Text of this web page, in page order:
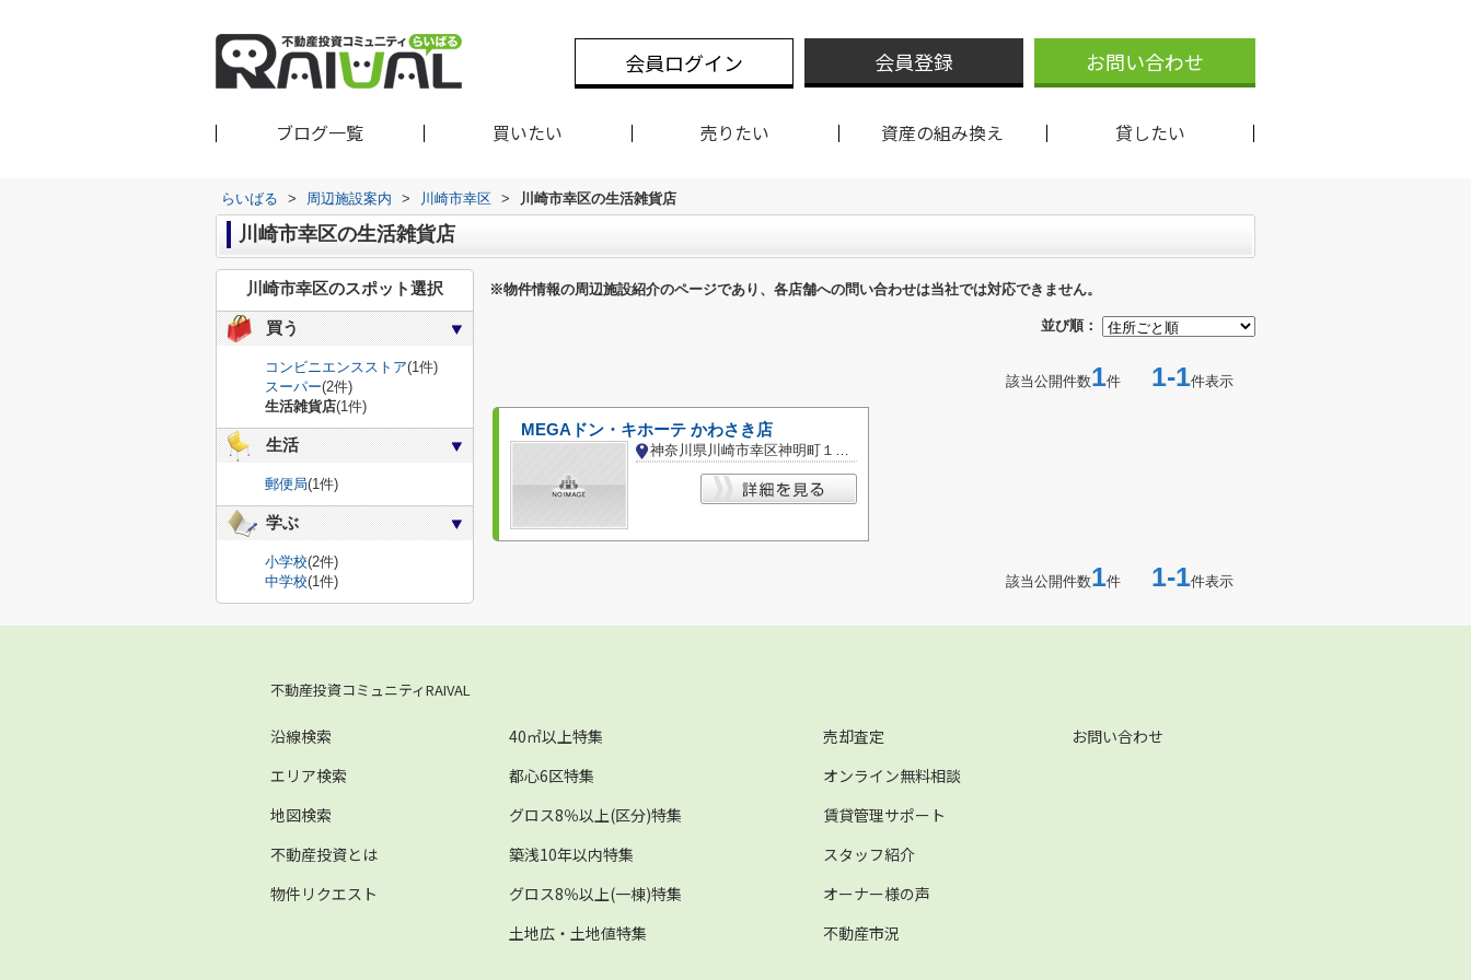
会員ログイン 会員登録 お問い合わせ
ブログ一覧 買いたい 売りたい 資産の組み換え 貸したい
らいばる > 周辺施設案内 > 川崎市幸区 > 川崎市幸区の生活雑貨店
川崎市幸区の生活雑貨店
※物件情報の周辺施設紹介のページであり、各店舗への問い合わせは当社では対応できません。
並び順：
該当公開件数1件 1-1件表示
MEGAドン・キホーテ かわさき店
神奈川県川崎市幸区神明町１丁目
該当公開件数1件 1-1件表示
川崎市幸区のスポット選択
買う
コンビニエンスストア(1件)
スーパー(2件)
生活雑貨店(1件)
生活
郵便局(1件)
学ぶ
小学校(2件)
中学校(1件)
不動産投資コミュニティRAIVAL
沿線検索
エリア検索
地図検索
不動産投資とは
物件リクエスト
40㎡以上特集
都心6区特集
グロス8％以上(区分)特集
築浅10年以内特集
グロス8％以上(一棟)特集
土地広・土地値特集
売却査定
オンライン無料相談
賃貸管理サポート
スタッフ紹介
オーナー様の声
不動産市況
お問い合わせ